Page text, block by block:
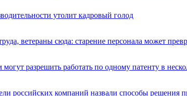
утолит кадровый голод
ветераны сюда: старение персонала может
разрешить работать по одному патенту в
российских компаний назвали способы решения